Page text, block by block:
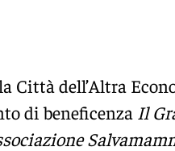
Città dell’Altra
di beneficenza Il